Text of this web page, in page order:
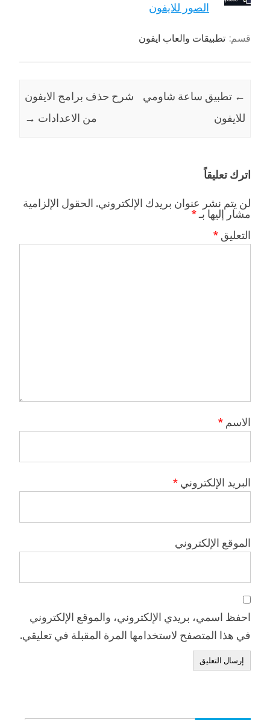
الصور للايفون
قسم: تطبيقات والعاب ايفون
← تطبيق ساعة شاومي
للايفون
شرح حذف برامج الايفون
من الاعدادات →
اترك تعليقاً
لن يتم نشر عنوان بريدك الإلكتروني. الحقول الإلزامية
مشار إليها بـ *
التعليق *
الاسم *
البريد الإلكتروني *
الموقع الإلكتروني
احفظ اسمي، بريدي الإلكتروني، والموقع الإلكتروني
في هذا المتصفح لاستخدامها المرة المقبلة في تعليقي.